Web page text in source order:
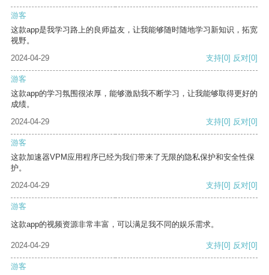
游客
这款app是我学习路上的良师益友，让我能够随时随地学习新知识，拓宽
视野。
2024-04-29
支持[0] 反对[0]
游客
这款app的学习氛围很浓厚，能够激励我不断学习，让我能够取得更好的
成绩。
2024-04-29
支持[0] 反对[0]
游客
这款加速器VPM应用程序已经为我们带来了无限的隐私保护和安全性保
护。
2024-04-29
支持[0] 反对[0]
游客
这款app的视频资源非常丰富，可以满足我不同的娱乐需求。
2024-04-29 支持[0] 反对[0]
游客